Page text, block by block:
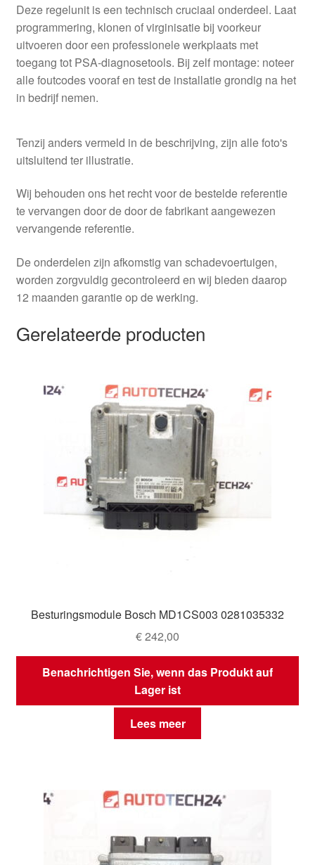
Deze regelunit is een technisch cruciaal onderdeel. Laat
programmering, klonen of virginisatie bij voorkeur
uitvoeren door een professionele werkplaats met
toegang tot PSA-diagnosetools. Bij zelf montage: noteer
alle foutcodes vooraf en test de installatie grondig na het
in bedrijf nemen.
Tenzij anders vermeld in de beschrijving, zijn alle foto's
uitsluitend ter illustratie.
Wij behouden ons het recht voor de bestelde referentie
te vervangen door de door de fabrikant aangewezen
vervangende referentie.
De onderdelen zijn afkomstig van schadevoertuigen,
worden zorgvuldig gecontroleerd en wij bieden daarop
12 maanden garantie op de werking.
Gerelateerde producten
Besturingsmodule Bosch MD1CS003 0281035332
€242,00
Benachrichtigen Sie, wenn das Produkt auf
Lager ist
Lees meer